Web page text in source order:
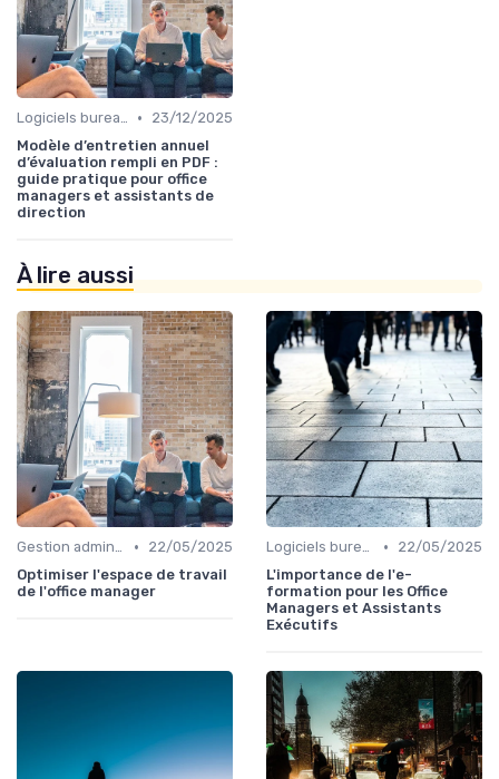
Logiciels bureautiques •
23/12/2025
Modèle d’entretien annuel
d’évaluation rempli en PDF :
guide pratique pour office
managers et assistants de
direction
À lire aussi
Gestion administrative •
22/05/2025
Optimiser l'espace de travail
de l'office manager
Logiciels bureautiques •
22/05/2025
L'importance de l'e-
formation pour les Office
Managers et Assistants
Exécutifs